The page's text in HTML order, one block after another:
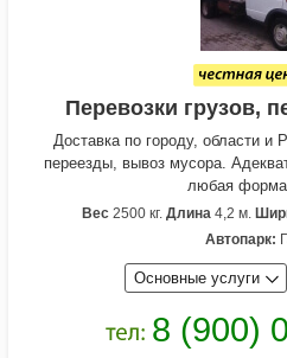
Перевозки грузов,
Доставка по городу, области
переезды, вывоз мусора.
любая
Вес 2500 кг. Длина 4,2 м.
Автопарк:
Основные услуги